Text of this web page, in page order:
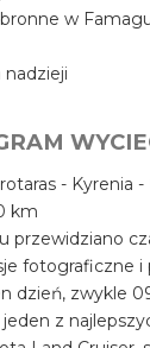
w
nadzieji
- Kyrenia -
km
przewidziano
fotograficzne i
dzień, zwykle
z